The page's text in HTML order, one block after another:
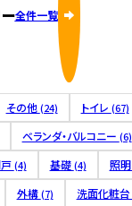
全件一覧
その他 (24) トイレ (67)
ベランダ・バルコニー (6)
(4) 基礎 (4) 照明
外構 (7) 洗面化粧台